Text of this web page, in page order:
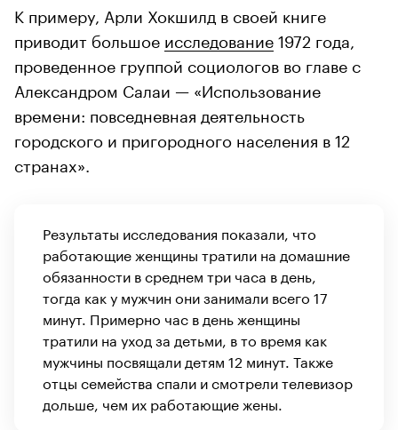
К примеру, Арли Хокшилд в своей книге
приводит большое исследование1972 года,
проведенное группой социологов во главе с
Александром Салаи — «Использование
времени: повседневная деятельность
городского и пригородного населения в 12
странах».
Результаты исследования показали, что
работающие женщины тратили на домашние
обязанности в среднем три часа в день,
тогда как у мужчин они занимали всего 17
минут. Примерно час в день женщины
тратили на уход за детьми, в то время как
мужчины посвящали детям 12 минут. Также
отцы семейства спали и смотрели телевизор
дольше, чем их работающие жены.